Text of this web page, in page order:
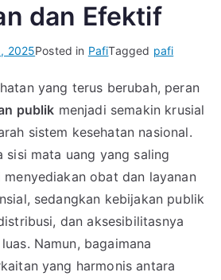
dan Efektif
2025Posted in PafiTagged pafi
yang terus berubah, peran
publik menjadi semakin krusial
sistem kesehatan nasional.
sisi mata uang yang saling
obat dan layanan
sedangkan kebijakan publik
dan aksesibilitasnya
Namun, bagaimana
yang harmonis antara